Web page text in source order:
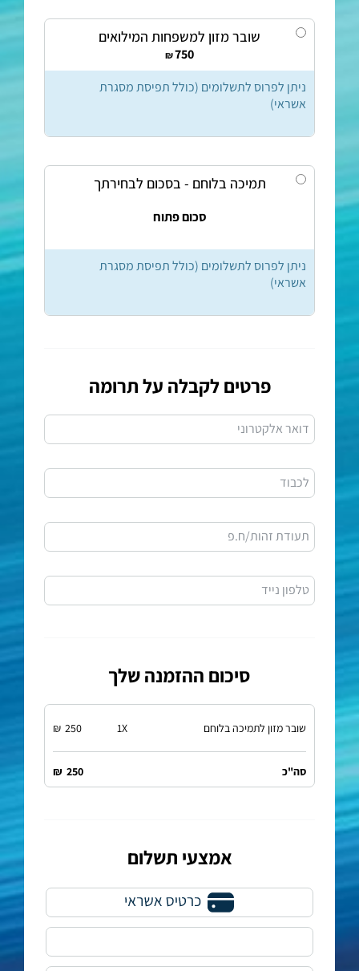
שובר מזון למשפחות המילואים
750
₪
ניתן לפרוס לתשלומים (כולל תפיסת מסגרת
אשראי)
תמיכה בלוחם - בסכום לבחירתך
סכום פתוח
ניתן לפרוס לתשלומים (כולל תפיסת מסגרת
אשראי)
פרטים לקבלה על תרומה
דואר אלקטרוני
לכבוד
תעודת זהות/ח.פ
טלפון נייד
סיכום ההזמנה שלך
שובר מזון לתמיכה בלוחם X
1
250
₪
סה"כ 250
₪
אמצעי תשלום